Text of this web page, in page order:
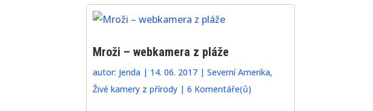
Mroži – webkamera z pláže
autor: Jenda| 14. 06. 2017| Severní Amerika,
Živé kamery z přírody| 6 Komentáře(ů)